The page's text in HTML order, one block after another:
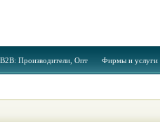
Производители, Опт Фирмы и услуги